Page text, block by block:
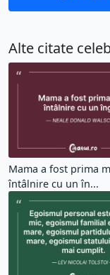
Alte citate
Mama a fost prima
întâlnire cu un în...